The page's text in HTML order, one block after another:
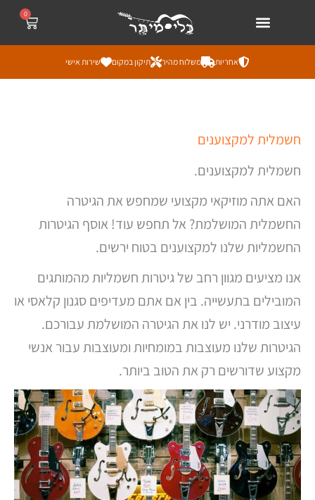
0
עגלת
קניות
אחריות משלוח מהיר תיקון במקום שירות אישי
חשמלית למקצוענים
חשמלית למקצוענים.
האם אתה מוזיקאי מקצועי שמחפש את הגיטרה
החשמלית המושלמת? אל תחפש עוד! אוסף הגיטרות
החשמליות שלנו למקצוענים בטוח ירשים.
אנו מציעים מגוון רחב של גיטרות חשמליות מהמותגים
המובילים בתעשייה. בין אם אתם מעדיפים סגנון קלאסי או
עיצוב מודרני. יש לנו את הגיטרה המושלמת עבורכם.
הגיטרות שלנו מעוצבות במומחיות ומעוצבות עבור אנשי
מקצוע שדורשים רק את הטוב ביותר.